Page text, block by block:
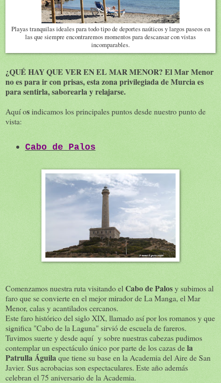
Playas tranquilas ideales para todo tipo de deportes naúticos y largos paseos en
las que siempre encontraremos momentos para descansar con vistas
incomparables.
¿QUÉ HAY QUE VER EN EL MAR MENOR? El Mar Menor
no es para ir con prisas, esta zona privilegiada de Murcia es
para sentirla, saborearla y relajarse.
Aquí osindicamos los principales puntos desde nuestro punto de
vista:
Cabo de Palos
Comenzamos nuestra ruta visitando el Cabo de Palosy subimos al
faro que se convierte en el mejor mirador de La Manga, el Mar
Menor, calas y acantilados cercanos.
Este faro histórico del siglo XIX, llamado así por los romanos y que
significa "Cabo de la Laguna" sirvió de escuela de fareros.
Tuvimos suerte y desde aquí y sobre nuestras cabezas pudimos
contemplar un espectáculo único por parte de los cazas dela
Patrulla Águilaque tiene su base en la Academia del Aire de San
Javier. Sus acrobacias son espectaculares. Este año además
celebran el 75 aniversario de la Academia.